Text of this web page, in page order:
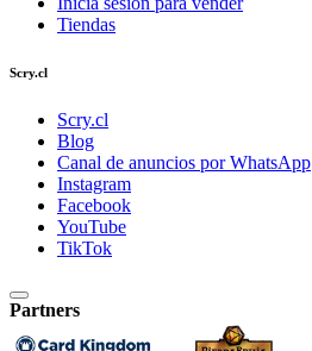
Tiendas
Scry.cl
Scry.cl
Blog
Canal de anuncios por WhatsApp
Instagram
Facebook
YouTube
TikTok
Partners